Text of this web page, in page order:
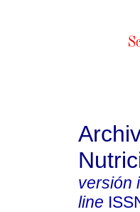
versión
line